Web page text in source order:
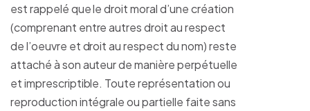
est rappelé que le droit moral d’une création
(comprenant entre autres droit au respect
de l’oeuvre et droit au respect du nom) reste
attaché à son auteur de manière perpétuelle
et imprescriptible. Toute représentation ou
reproduction intégrale ou partielle faite sans